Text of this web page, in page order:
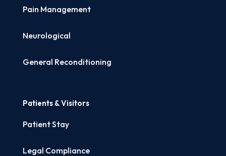
Pain Management
Neurological
General Reconditioning
Patients & Visitors
Patient Stay
Legal Compliance